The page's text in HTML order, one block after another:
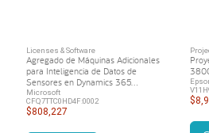
Licenses & Software
Agregado de Máquinas Adicionales
para Inteligencia de Datos de
Sensores en Dynamics 365...
Microsoft
CFQ7TTC0HD4F:0002
$808,227